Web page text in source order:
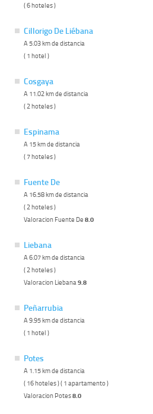
( 6 hoteles )
Cillorigo De Liébana
A 5.03 km de distancia
( 1 hotel )
Cosgaya
A 11.02 km de distancia
( 2 hoteles )
Espinama
A 15 km de distancia
( 7 hoteles )
Fuente De
A 16.58 km de distancia
( 2 hoteles )
Valoracion Fuente De 8.0
Liebana
A 6.07 km de distancia
( 2 hoteles )
Valoracion Liebana9.8
Peñarrubia
A 9.95 km de distancia
( 1 hotel )
Potes
A 1.15 km de distancia
( 16 hoteles ) ( 1 apartamento )
Valoracion Potes8.0